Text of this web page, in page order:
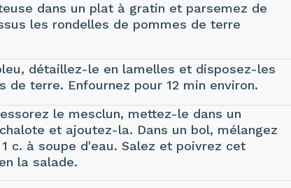
dans un plat à gratin et parsemez de
les rondelles de pommes de terre
détaillez-le en lamelles et disposez-les
de terre. Enfournez pour 12 min environ.
le mesclun, mettez-le dans un
et ajoutez-la. Dans un bol, mélangez
c. à soupe d'eau. Salez et poivrez cet
la salade.